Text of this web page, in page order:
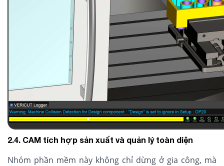
2.4. CAM tích hợp sản xuất và quản lý toàn diện
Nhóm phần mềm này không chỉ dừng ở gia công, mà